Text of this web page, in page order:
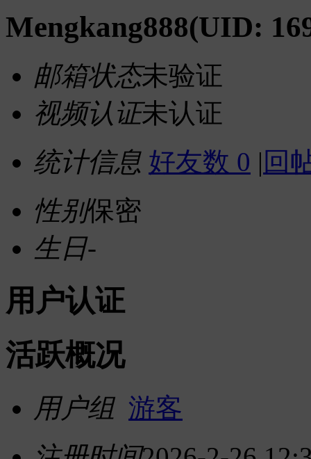
Mengkang888(UID:
邮箱状态未验证
视频认证未认证
统计信息 好友数 0 | 回
性别保密
生日-
用户认证
活跃概况
用户组 游客